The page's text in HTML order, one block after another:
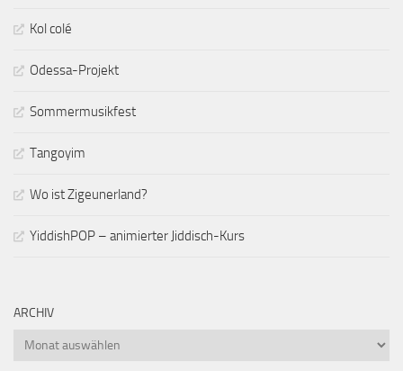
Kol colé
Odessa-Projekt
Sommermusikfest
Tangoyim
Wo ist Zigeunerland?
YiddishPOP – animierter Jiddisch-Kurs
ARCHIV
Archiv